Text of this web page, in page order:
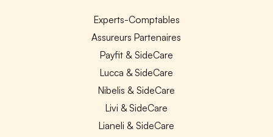
Experts-Comptables
Assureurs Partenaires
Payfit & SideCare
Lucca & SideCare
Nibelis & SideCare
Livi & SideCare
Lianeli & SideCare